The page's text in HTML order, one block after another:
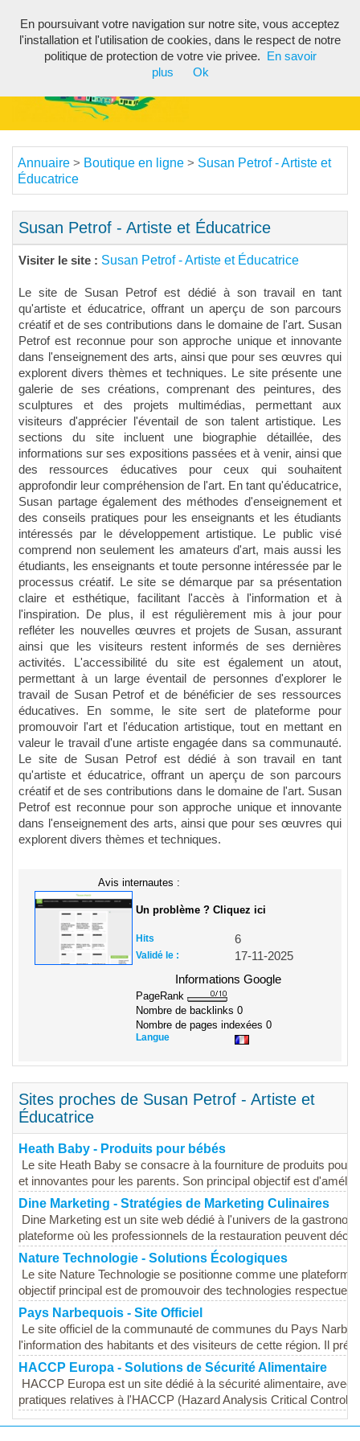
Annuaire > Boutique en ligne > Susan Petrof - Artiste et
Éducatrice
Susan Petrof - Artiste et Éducatrice
Visiter le site : Susan Petrof - Artiste et Éducatrice
Le site de Susan Petrof est dédié à son travail en tant
qu'artiste et éducatrice, offrant un aperçu de son parcours
créatif et de ses contributions dans le domaine de l'art. Susan
Petrof est reconnue pour son approche unique et innovante
dans l'enseignement des arts, ainsi que pour ses œuvres qui
explorent divers thèmes et techniques. Le site présente une
galerie de ses créations, comprenant des peintures, des
sculptures et des projets multimédias, permettant aux
visiteurs d'apprécier l'éventail de son talent artistique. Les
sections du site incluent une biographie détaillée, des
informations sur ses expositions passées et à venir, ainsi que
des ressources éducatives pour ceux qui souhaitent
approfondir leur compréhension de l'art. En tant qu'éducatrice,
Susan partage également des méthodes d'enseignement et
des conseils pratiques pour les enseignants et les étudiants
intéressés par le développement artistique. Le public visé
comprend non seulement les amateurs d'art, mais aussi les
étudiants, les enseignants et toute personne intéressée par le
processus créatif. Le site se démarque par sa présentation
claire et esthétique, facilitant l'accès à l'information et à
l'inspiration. De plus, il est régulièrement mis à jour pour
refléter les nouvelles œuvres et projets de Susan, assurant
ainsi que les visiteurs restent informés de ses dernières
activités. L'accessibilité du site est également un atout,
permettant à un large éventail de personnes d'explorer le
travail de Susan Petrof et de bénéficier de ses ressources
éducatives. En somme, le site sert de plateforme pour
promouvoir l'art et l'éducation artistique, tout en mettant en
valeur le travail d'une artiste engagée dans sa communauté.
Le site de Susan Petrof est dédié à son travail en tant
qu'artiste et éducatrice, offrant un aperçu de son parcours
créatif et de ses contributions dans le domaine de l'art. Susan
Petrof est reconnue pour son approche unique et innovante
dans l'enseignement des arts, ainsi que pour ses œuvres qui
explorent divers thèmes et techniques.
Avis internautes :
Un problème ? Cliquez ici
Hits 6
Validé le :
17-11-2025
Informations Google
PageRank
Nombre de backlinks 0
Nombre de pages indexées 0
Langue
Sites proches de Susan Petrof - Artiste et
Éducatrice
Heath Baby - Produits pour bébés
Le site Heath Baby se consacre à la fourniture de produits
et innovantes pour les parents. Son principal objectif est
Dine Marketing - Stratégies de Marketing Culinaires
Dine Marketing est un site web dédié à l'univers de la
plateforme où les professionnels de la restauration peuvent
Nature Technologie - Solutions Écologiques
Le site Nature Technologie se positionne comme une
objectif principal est de promouvoir des technologies
Pays Narbequois - Site Officiel
Le site officiel de la communauté de communes du Pays
l'information des habitants et des visiteurs de cette région. Il
HACCP Europa - Solutions de Sécurité Alimentaire
HACCP Europa est un site dédié à la sécurité alimentaire,
pratiques relatives à l'HACCP (Hazard Analysis Critical Control
En poursuivant votre navigation sur notre site, vous acceptez
l'installation et l'utilisation de cookies, dans le respect de notre
politique de protection de votre vie privee.
En savoir
plus
Ok